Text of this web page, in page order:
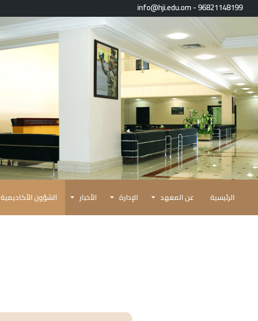
96821148199 - info@hji.edu.om
الرئيسية عن المعهد الإدارة الأخبار الشؤون الأكاديمية